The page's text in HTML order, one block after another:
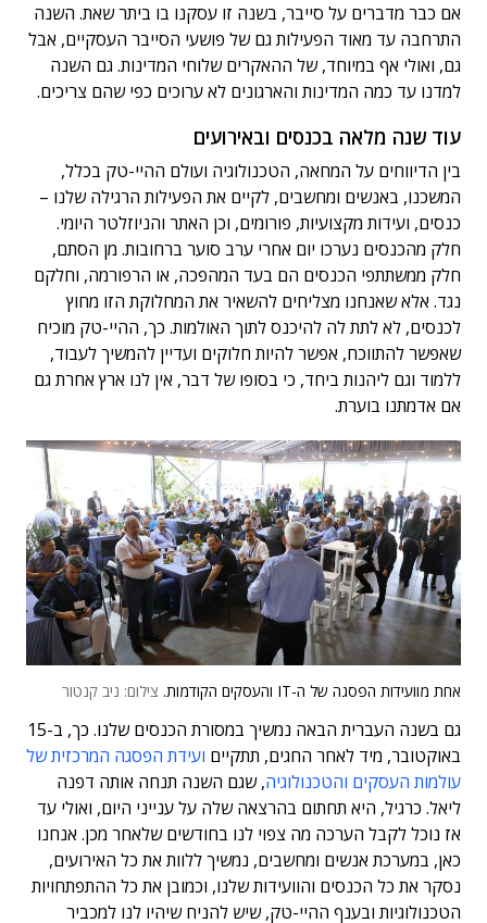
אם כבר מדברים על סייבר, בשנה זו עסקנו בו ביתר שאת. השנה
התרחבה עד מאוד הפעילות גם של פושעי הסייבר העסקיים, אבל
גם, ואולי אף במיוחד, של ההאקרים שלוחי המדינות. גם השנה
למדנו עד כמה המדינות והארגונים לא ערוכים כפי שהם צריכים.
עוד שנה מלאה בכנסים ובאירועים
בין הדיווחים על המחאה, הטכנולוגיה ועולם ההיי-טק בכלל,
המשכנו, באנשים ומחשבים, לקיים את הפעילות הרגילה שלנו –
כנסים, ועידות מקצועיות, פורומים, וכן האתר והניוזלטר היומי.
חלק מהכנסים נערכו יום אחרי ערב סוער ברחובות. מן הסתם,
חלק ממשתתפי הכנסים הם בעד המהפכה, או הרפורמה, וחלקם
נגד. אלא שאנחנו מצליחים להשאיר את המחלוקת הזו מחוץ
לכנסים, לא לתת לה להיכנס לתוך האולמות. כך, ההיי-טק מוכיח
שאפשר להתווכח, אפשר להיות חלוקים ועדיין להמשיך לעבוד,
ללמוד וגם ליהנות ביחד, כי בסופו של דבר, אין לנו ארץ אחרת גם
אם אדמתנו בוערת.
אחת מוועידות הפסגה של ה-IT והעסקים הקודמות. צילום: ניב קנטור
גם בשנה העברית הבאה נמשיך במסורת הכנסים שלנו. כך, ב-15
באוקטובר, מיד לאחר החגים, תתקיים ועידת הפסגה המרכזית של
עולמות העסקים והטכנולוגיה, שגם השנה תנחה אותה דפנה
ליאל. כרגיל, היא תחתום בהרצאה שלה על ענייני היום, ואולי עד
אז נוכל לקבל הערכה מה צפוי לנו בחודשים שלאחר מכן. אנחנו
כאן, במערכת אנשים ומחשבים, נמשיך ללוות את כל האירועים,
נסקר את כל הכנסים והוועידות שלנו, וכמובן את כל ההתפתחויות
הטכנולוגיות ובענף ההיי-טק, שיש להניח שיהיו לנו למכביר